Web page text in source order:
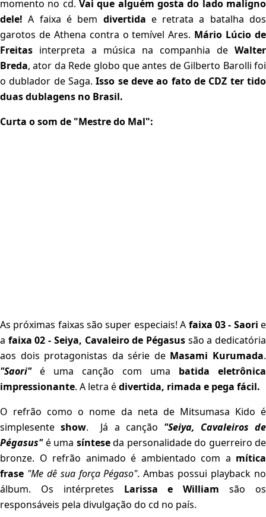
momento no cd. Vai que alguém gosta do lado maligno
dele!A faixa é bem divertida e retrata a batalha dos
garotos de Athena contra o temível Ares. Mário Lúcio de
Freitas interpreta a música na companhia de Walter
Breda, ator da Rede globo que antes de Gilberto Barolli foi
o dublador de Saga.Isso se deve ao fato de CDZ ter tido
duas dublagens no Brasil.
Curta o som de "Mestre do Mal":
As próximas faixas são super especiais! A faixa 03 - Saori e
a faixa 02 - Seiya, Cavaleiro de Pégasussão a dedicatória
aos dois protagonistas da série deMasami Kurumada.
"Saori"é uma canção com uma batida eletrônica
impressionante. A letra édivertida, rimada e pega fácil.
O refrão como o nome da neta de Mitsumasa Kido é
simplesenteshow. Já a canção "Seiya, Cavaleiros de
Pégasus"é uma sínteseda personalidade do guerreiro de
bronze. O refrão animado é ambientado com a mítica
frase "Me dê sua força Pégaso". Ambas possui playback no
álbum. Os intérpretes Larissa e William são os
responsáveis pela divulgação do cd no país.